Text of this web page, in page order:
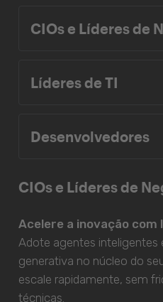
CIOs e Líderes de
Líderes de TI
Desenvolvedores
CIOs e Líderes de
Acelere a inovação com
Adote agentes inteligentes
generativa no núcleo do
escale rapidamente, sem
técnicas.